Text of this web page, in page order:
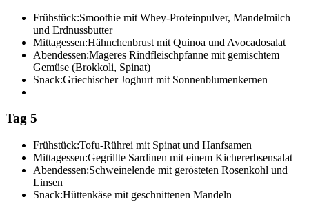
Frühstück:Smoothie mit Whey-Proteinpulver, Mandelmilch
und Erdnussbutter
Mittagessen:Hähnchenbrust mit Quinoa und Avocadosalat
Abendessen:Mageres Rindfleischpfanne mit gemischtem
Gemüse (Brokkoli, Spinat)
Snack:Griechischer Joghurt mit Sonnenblumenkernen
Tag 5
Frühstück:Tofu-Rührei mit Spinat und Hanfsamen
Mittagessen:Gegrillte Sardinen mit einem Kichererbsensalat
Abendessen:Schweinelende mit gerösteten Rosenkohl und
Linsen
Snack:Hüttenkäse mit geschnittenen Mandeln